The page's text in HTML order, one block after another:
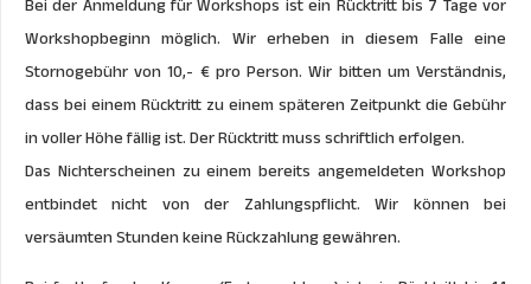
Bei der Anmeldung für Workshops ist ein Rücktritt bis 7 Tage vor
Workshopbeginn möglich. Wir erheben in diesem Falle eine
Stornogebühr von 10,- € pro Person. Wir bitten um Verständnis,
dass bei einem Rücktritt zu einem späteren Zeitpunkt die Gebühr
in voller Höhe fällig ist. Der Rücktritt muss schriftlich erfolgen.
Das Nichterscheinen zu einem bereits angemeldeten Workshop
entbindet nicht von der Zahlungspflicht. Wir können bei
versäumten Stunden keine Rückzahlung gewähren.